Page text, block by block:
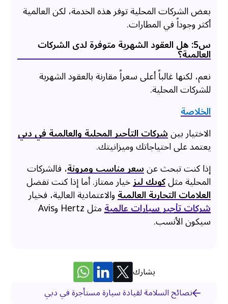
بعض الشركات المحلية توفر هذه الخدمة، لكن العالمية
أكثر وجوداً في المطارات.
س5: هل العقود الشهرية متوفرة لدى الشركات
العالمية؟
نعم، لكنها غالباً أعلى سعراً مقارنة بالعقود الشهرية
للشركات المحلية.
الخلاصة
الاختيار بينشركات التأجير المحلية والعالمية في دبي
يعتمد على احتياجاتك وميزانيتك.
إذا كنت تبحث عنسعر مناسب ومرونة، فالشركات
المحلية مثلكويك ليزخيار ممتاز. أما إذا كنت تفضل
العلامات التجارية العالميةوالاعتمادية العالية، فخيار
شركات تأجير سيارات عالمية مثل Hertz وAvis
سيكون الأنسب.
يشارك
نصائح السلامة لقيادة سيارة مستأجرة في دبي